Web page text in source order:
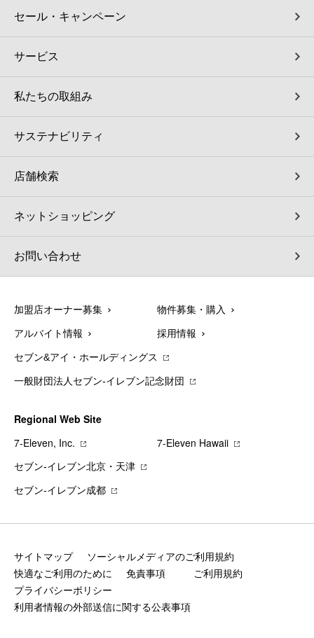
セール・キャンペーン
サービス
私たちの取組み
サステナビリティ
店舗検索
ネットショッピング
お問い合わせ
加盟店オーナー募集 物件募集・購入
アルバイト情報 採用情報
セブン&アイ・ホールディングス
一般財団法人セブン-イレブン記念財団
Regional Web Site
7‐Eleven, Inc.
7‐Eleven Hawaii
セブン‐イレブン北京・天津
セブン‐イレブン成都
サイトマップ
ソーシャルメディアのご利用規約
快適なご利用のために
免責事項
ご利用規約
プライバシーポリシー
利用者情報の外部送信に関する公表事項